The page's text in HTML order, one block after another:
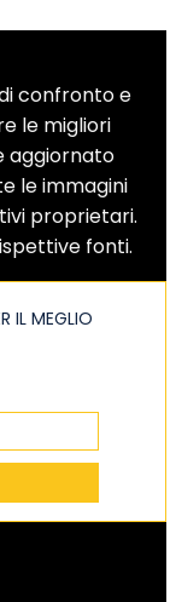
confronto e
le migliori
aggiornato
le immagini
proprietari.
fonti.
IL MEGLIO